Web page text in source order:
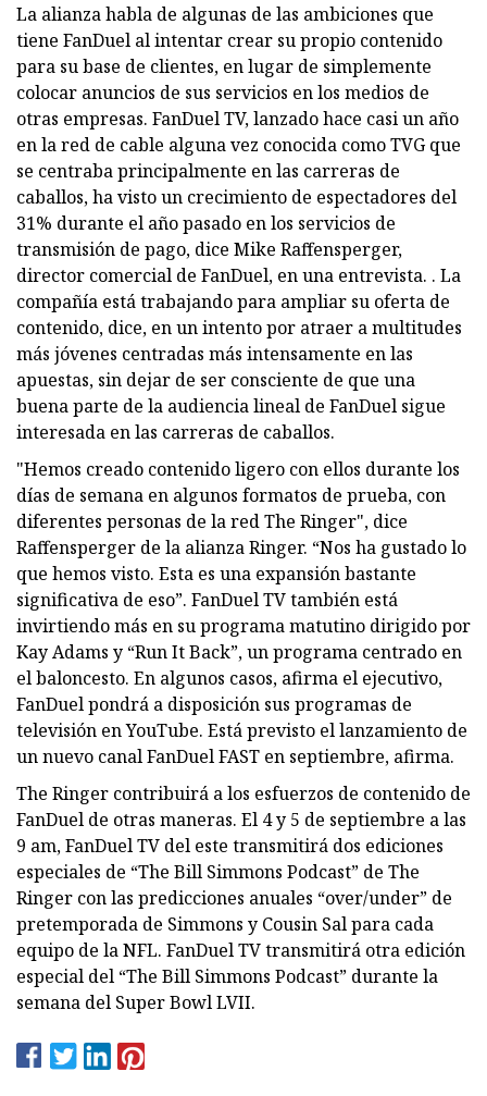
La alianza habla de algunas de las ambiciones que
tiene FanDuel al intentar crear su propio contenido
para su base de clientes, en lugar de simplemente
colocar anuncios de sus servicios en los medios de
otras empresas. FanDuel TV, lanzado hace casi un año
en la red de cable alguna vez conocida como TVG que
se centraba principalmente en las carreras de
caballos, ha visto un crecimiento de espectadores del
31% durante el año pasado en los servicios de
transmisión de pago, dice Mike Raffensperger,
director comercial de FanDuel, en una entrevista. . La
compañía está trabajando para ampliar su oferta de
contenido, dice, en un intento por atraer a multitudes
más jóvenes centradas más intensamente en las
apuestas, sin dejar de ser consciente de que una
buena parte de la audiencia lineal de FanDuel sigue
interesada en las carreras de caballos.
"Hemos creado contenido ligero con ellos durante los
días de semana en algunos formatos de prueba, con
diferentes personas de la red The Ringer", dice
Raffensperger de la alianza Ringer. “Nos ha gustado lo
que hemos visto. Esta es una expansión bastante
significativa de eso”. FanDuel TV también está
invirtiendo más en su programa matutino dirigido por
Kay Adams y “Run It Back”, un programa centrado en
el baloncesto. En algunos casos, afirma el ejecutivo,
FanDuel pondrá a disposición sus programas de
televisión en YouTube. Está previsto el lanzamiento de
un nuevo canal FanDuel FAST en septiembre, afirma.
The Ringer contribuirá a los esfuerzos de contenido de
FanDuel de otras maneras. El 4 y 5 de septiembre a las
9 am, FanDuel TV del este transmitirá dos ediciones
especiales de “The Bill Simmons Podcast” de The
Ringer con las predicciones anuales “over/under” de
pretemporada de Simmons y Cousin Sal para cada
equipo de la NFL. FanDuel TV transmitirá otra edición
especial del “The Bill Simmons Podcast” durante la
semana del Super Bowl LVII.